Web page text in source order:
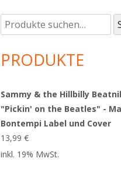
Haupt-
Seitenleiste
Suche
nach:
PRODUKTE
Sammy & the Hillbilly
"Pickin' on the Beatles" -
Bontempi Label und Cover
13,99€
inkl. 19% MwSt.